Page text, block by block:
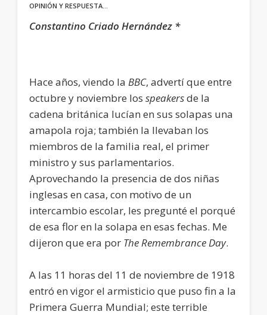
OPINIÓN Y RESPUESTA…
Constantino Criado Hernández *
Hace años, viendo la BBC, advertí que entre
octubre y noviembre los speakersde la
cadena británica lucían en sus solapas una
amapola roja; también la llevaban los
miembros de la familia real, el primer
ministro y sus parlamentarios.
Aprovechando la presencia de dos niñas
inglesas en casa, con motivo de un
intercambio escolar, les pregunté el porqué
de esa flor en la solapa en esas fechas. Me
dijeron que era por The Remembrance Day.
A las 11 horas del 11 de noviembre de 1918
entró en vigor el armisticio que puso fin a la
Primera Guerra Mundial; este terrible